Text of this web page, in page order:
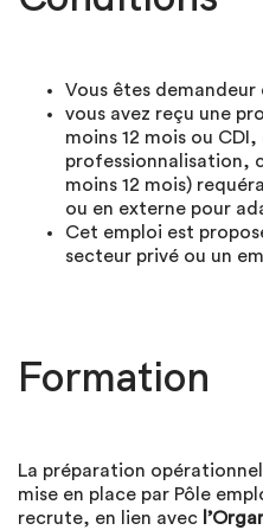
Vous êtes demandeur
vous avez reçu une
moins 12 mois ou
professionnalisation,
moins 12 mois)
ou en externe pour
Cet emploi est
secteur privé ou un
Formation
La préparation
mise en place par Pôle
recrute, en lien avec